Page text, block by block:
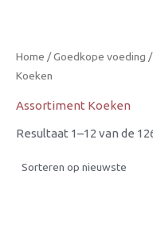
Home /Goedkope voeding /
Koeken
Assortiment Koeken
Resultaat 1–12 van de